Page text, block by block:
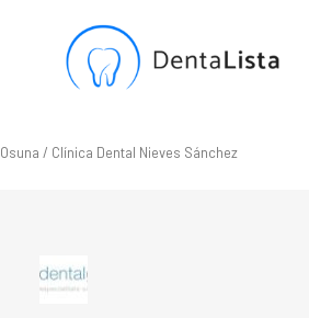
Osuna / Clínica Dental Nieves Sánchez